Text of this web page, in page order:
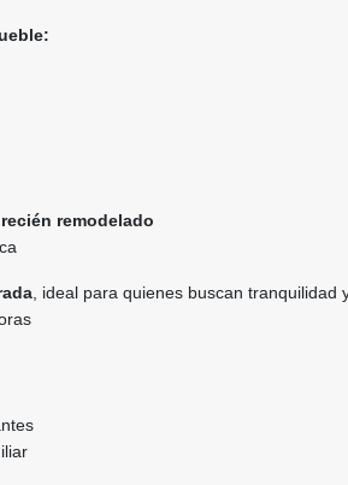
recién remodelado
, ideal para quienes buscan tranquilidad